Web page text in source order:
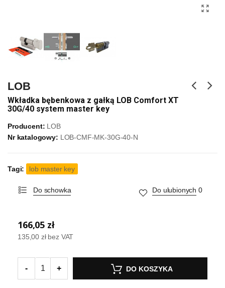
LOB
Wkładka bębenkowa z gałką LOB Comfort XT
30G/40 system master key
Producent: LOB
Nr katalogowy: LOB-CMF-MK-30G-40-N
Tagi: lob master key
Do schowka Do ulubionych 0
166,05 zł
135,00 zł bez VAT
- + DO KOSZYKA